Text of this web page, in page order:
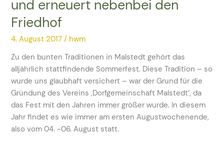
und erneuert nebenbei den
Friedhof
4. August 2017/ hwm
Zu den bunten Traditionen in Malstedt gehört das
alljährlich stattfindende Sommerfest. Diese Tradition – so
wurde uns glaubhaft versichert – war der Grund für die
Gründung des Vereins ‚Dorfgemeinschaft Malstedt‘, da
das Fest mit den Jahren immer größer wurde. In diesem
Jahr findet es wie immer am ersten Augustwochenende,
also vom 04. -06. August statt.
in
–
Das
bereitet
sich
auf
Feste
vor
und
erneuert